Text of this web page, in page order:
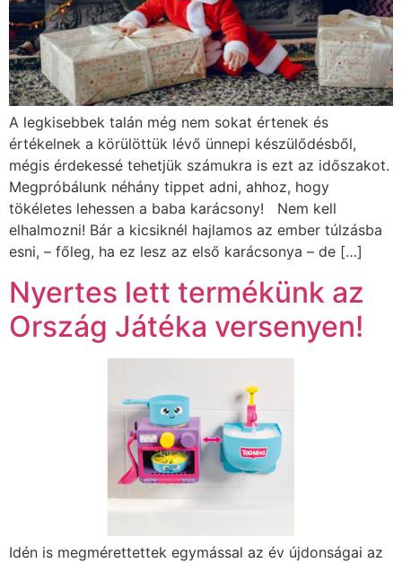
A legkisebbek talán még nem sokat értenek és
értékelnek a körülöttük lévő ünnepi készülődésből,
mégis érdekessé tehetjük számukra is ezt az időszakot.
Megpróbálunk néhány tippet adni, ahhoz, hogy
tökéletes lehessen a baba karácsony! Nem kell
elhalmozni! Bár a kicsiknél hajlamos az ember túlzásba
esni, – főleg, ha ez lesz az első karácsonya – de […]
Nyertes lett termékünk az
Ország Játéka versenyen!
Idén is megmérettettek egymással az év újdonságai az